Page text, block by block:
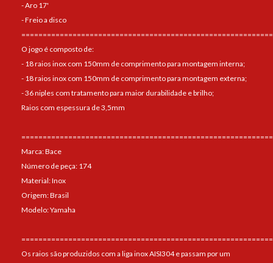
- Aro 17'
- Freio a disco
O jogo é composto de:
- 18 raios inox com 150mm de comprimento para montagem interna;
- 18 raios inox com 150mm de comprimento para montagem externa;
- 36 niples com tratamento para maior durabilidade e brilho;
Raios com espessura de 3,5mm
Marca: Bace
Número de peça: 174
Material: Inox
Origem: Brasil
Modelo: Yamaha
Os raios são produzidos com a liga inox AISI304 e passam por um